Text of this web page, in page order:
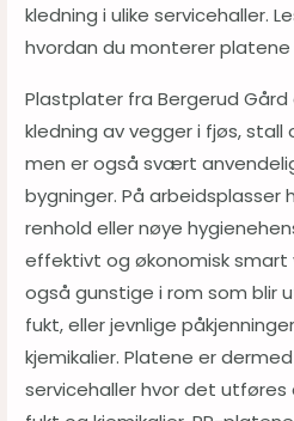
kledning i ulike servicehaller.
hvordan du monterer platene
Plastplater fra Bergerud
kledning av vegger i fjøs, stall
men er også svært
bygninger. På arbeidsplasser
renhold eller nøye
effektivt og økonomisk smart
også gunstige i rom som blir
fukt, eller jevnlige
kjemikalier. Platene er
servicehaller hvor det